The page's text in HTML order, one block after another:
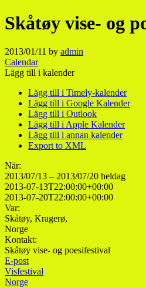
Skåtøy vise- og
2013/01/11 by admin
Calendar
Lägg till i kalender
Lägg till i Timely-kalender
Lägg till i Google Kalender
Lägg till i Outlook
Lägg till i Apple Kalender
Lägg till i annan kalender
Export to XML
När:
2013/07/13 – 2013/07/20 heldag
2013-07-13T22:00:00+00:00
2013-07-20T22:00:00+00:00
Var:
Skåtøy, Kragerø,
Norge
Kontakt:
Skåtøy vise- og poesifestival
E-post
Visfestival
Norge